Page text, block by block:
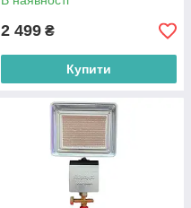
2 499 ₴
Купити